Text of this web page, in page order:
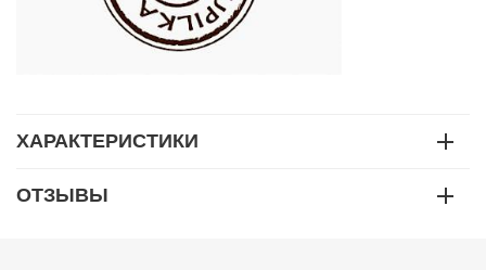
ХАРАКТЕРИСТИКИ
ОТЗЫВЫ